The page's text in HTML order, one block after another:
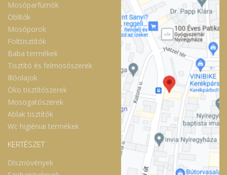
Mosóparfümök
Öblítők
Mosóporok
Folttisztítók
Baba termékek
Tisztító és felmosószerek
Illóolajok
Öko tisztítószerek
Mosogatószerek
Ablak tisztítók
Wc higiéniai termékek
KERTÉSZET
Dísznövények